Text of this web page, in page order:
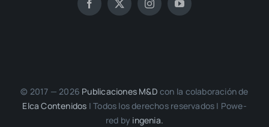
© 2017 — 2026 Publi­ca­cio­nes M&D con la cola­bo­ra­ción de
Elca Con­te­ni­dos | Todos los dere­chos reser­va­dos | Powe­
red by inge­nia.